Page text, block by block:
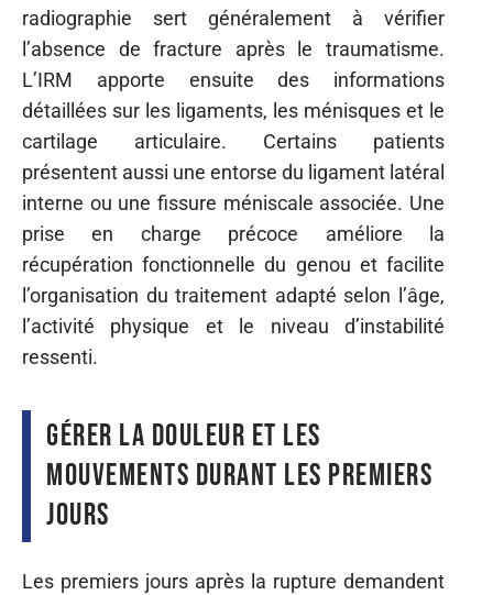
radiographie sert généralement à vérifier
l’absence de fracture après le traumatisme.
L’IRM apporte ensuite des informations
détaillées sur les ligaments, les ménisques et le
cartilage articulaire. Certains patients
présentent aussi une entorse du ligament latéral
interne ou une fissure méniscale associée. Une
prise en charge précoce améliore la
récupération fonctionnelle du genou et facilite
l’organisation du traitement adapté selon l’âge,
l’activité physique et le niveau d’instabilité
ressenti.
Gérer la douleur et les
mouvements durant les premiers
jours
Les premiers jours après la rupture demandent